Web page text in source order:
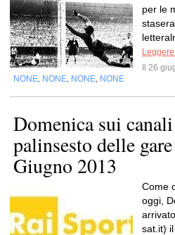
per le
Il 26
NONE NONE NONE NONE
Domenica sui
palinsesto delle
Giugno 2013
Come
oggi,
sat.it)